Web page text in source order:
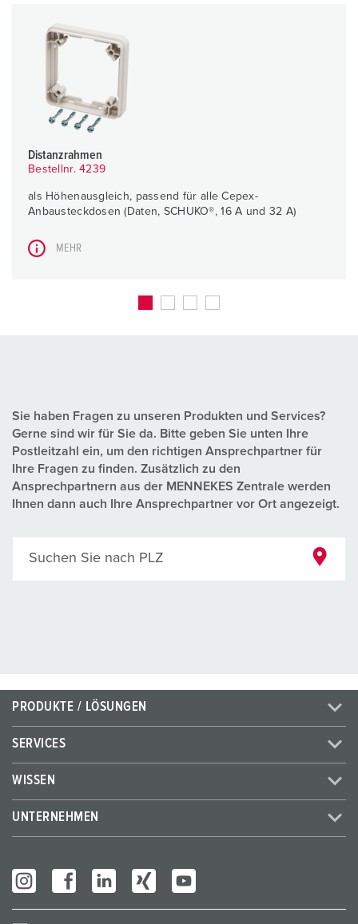
Distanzrahmen
Bestellnr. 4239
als Höhenausgleich, passend für alle Cepex-
Anbausteckdosen (Daten, SCHUKO®, 16 A und 32 A)
MEHR
Sie haben Fragen zu unseren Produkten und Services?
Gerne sind wir für Sie da. Bitte geben Sie unten Ihre
Postleitzahl ein, um den richtigen Ansprechpartner für
Ihre Fragen zu finden. Zusätzlich zu den
Ansprechpartnern aus der MENNEKES Zentrale werden
Ihnen dann auch Ihre Ansprechpartner vor Ort angezeigt.
Suchen Sie nach PLZ
PRODUKTE / LÖSUNGEN
SERVICES
WISSEN
UNTERNEHMEN